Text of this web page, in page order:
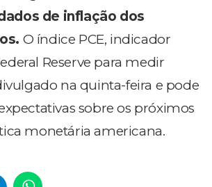
de inflação dos
O índice PCE, indicador
Reserve para medir
na quinta-feira e pode
sobre os próximos
monetária americana.